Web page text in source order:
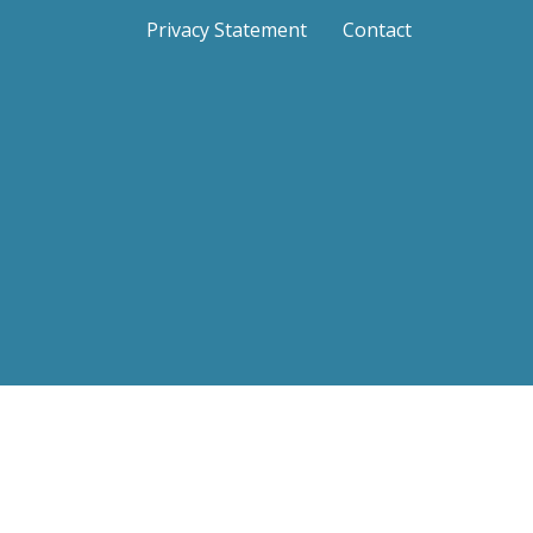
Privacy Statement Contact